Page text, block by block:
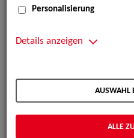
Personalisierung
Details anzeigen
AUSWAHL
ALLE